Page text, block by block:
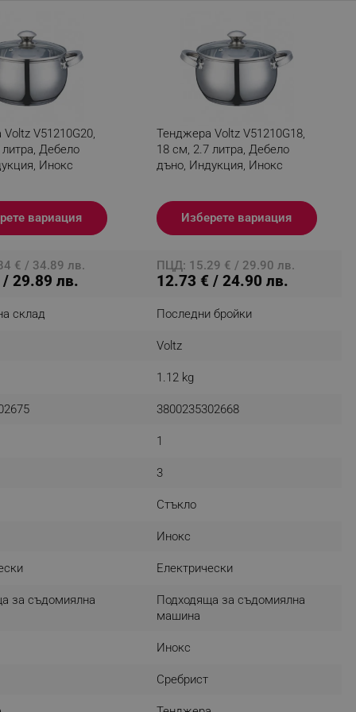
V51210G20,
Дебело
Инокс
вариация
Тенджера Voltz V51210G18,
18 см, 2.7 литра, Дебело
дъно, Индукция, Инокс
Изберете вариация
€ / 34.89 лв.
29.89 лв.
ПЦД: 15.29 € / 29.90 лв.
12.73 € / 24.90 лв.
склад Последни бройки
Voltz
1.12 kg
3800235302668
1
3
Стъкло
Инокс
Електрически
за съдомиялна
Подходяща за съдомиялна
машина
Инокс
Сребрист
visitors. The lifetime
visitor sessions
is a test user and can
cookies and local
specific data for
specific data for
stored to be sent
banners clicked by the
which is cancelled
to Segmentify servers
status and